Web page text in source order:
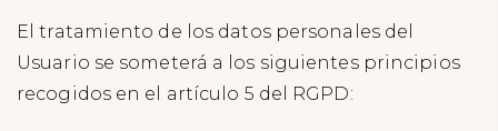
El tratamiento de los datos personales del
Usuario se someterá a los siguientes principios
recogidos en el artículo 5 del RGPD: